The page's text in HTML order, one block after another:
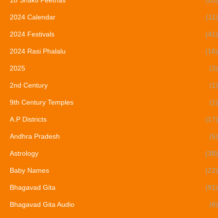
2024 Calendar (11)
2024 Festivals (41)
2024 Rasi Phalalu (16)
2025 (3)
2nd Century (1)
9th Century Temples (1)
A.P Districts (17)
Andhra Pradesh (5)
Astrology (38)
Baby Names (22)
Bhagavad Gita (91)
Bhagavad Gita Audio (8)